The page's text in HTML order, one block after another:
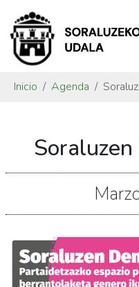
Inicio Agenda
denon-
Kaleak
2024-
03-
19T18:30:00+01:00